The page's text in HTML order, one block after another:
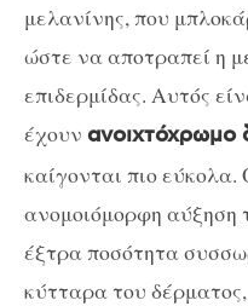
μελανίνης, που
ώστε να αποτραπεί η
επιδερμίδας. Αυτός
έχουν ανοιχτόχρωμο
καίγονται πιο εύκολα.
ανομοιόμορφη αύξηση
έξτρα ποσότητα
κύτταρα του